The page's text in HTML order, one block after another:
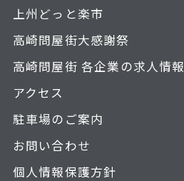
上州どっと楽市
高崎問屋街大感謝祭
高崎問屋街 各企業の求人情報
アクセス
駐車場のご案内
お問い合わせ
個人情報保護方針